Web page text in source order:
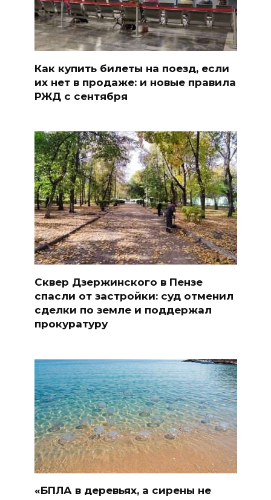
Как купить билеты на поезд, если
их нет в продаже: и новые правила
РЖД с сентября
Сквер Дзержинского в Пензе
спасли от застройки: суд отменил
сделки по земле и поддержал
прокуратуру
«БПЛА в деревьях, а сирены не